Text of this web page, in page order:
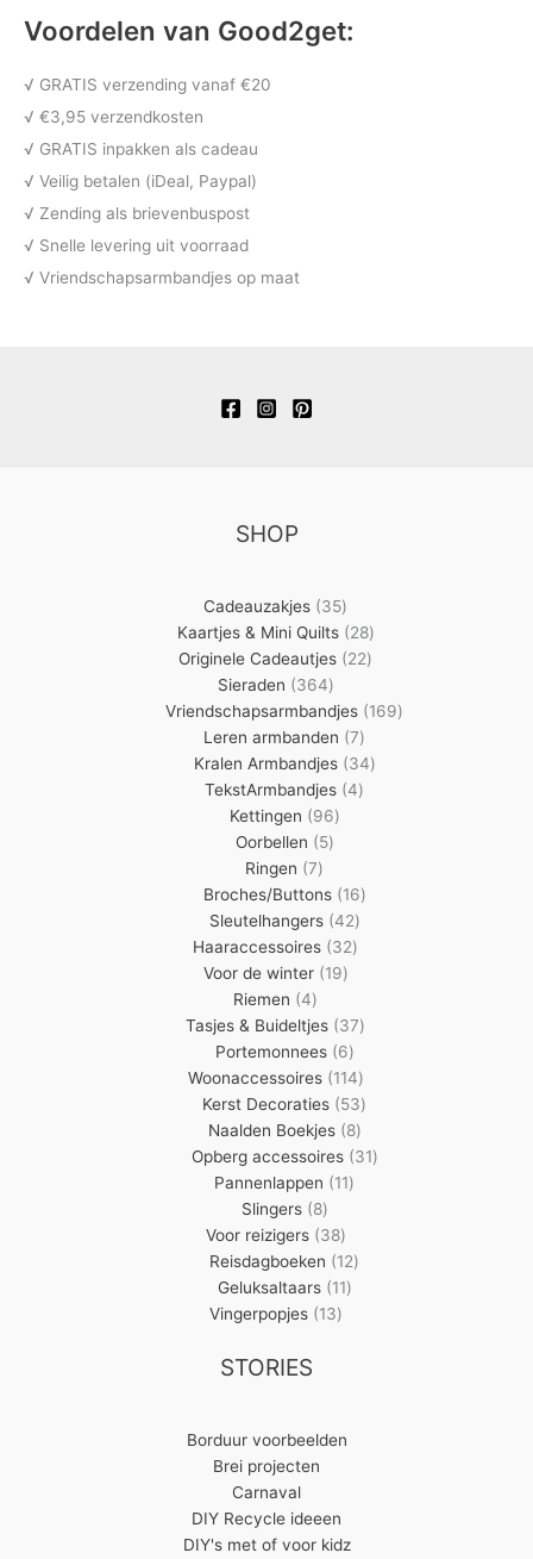
Voordelen van Good2get:
√ GRATIS verzending vanaf €20
√ €3,95 verzendkosten
√ GRATIS inpakken als cadeau
√ Veilig betalen (iDeal, Paypal)
√ Zending als brievenbuspost
√ Snelle levering uit voorraad
√ Vriendschapsarmbandjes op maat
SHOP
Cadeauzakjes 3535
producten
Kaartjes & Mini Quilts 2828
producten
Originele Cadeautjes 2222
Sieraden 364364
producten
Vriendschapsarmbandjes 169169
Leren armbanden 77
producten
Kralen Armbandjes 3434
TekstArmbandjes 44
Kettingen 9696
producten
Oorbellen 55
Ringen 77
producten
Broches/Buttons 1616
producten
Sleutelhangers 4242
producten
Haaraccessoires 3232
Voor de winter 1919
Riemen 44
producten
Tasjes & Buideltjes 3737
Portemonnees 66
producten
Woonaccessoires 114114
producten
Kerst Decoraties 5353
producten
Naalden Boekjes 88
producten
Opberg accessoires 3131
Pannenlappen 1111
Slingers 88
producten
Voor reizigers 3838
producten
Reisdagboeken 1212
Geluksaltaars 1111
Vingerpopjes 1313
STORIES
Borduur voorbeelden
Brei projecten
Carnaval
DIY Recycle ideeen
DIY's met of voor kidz